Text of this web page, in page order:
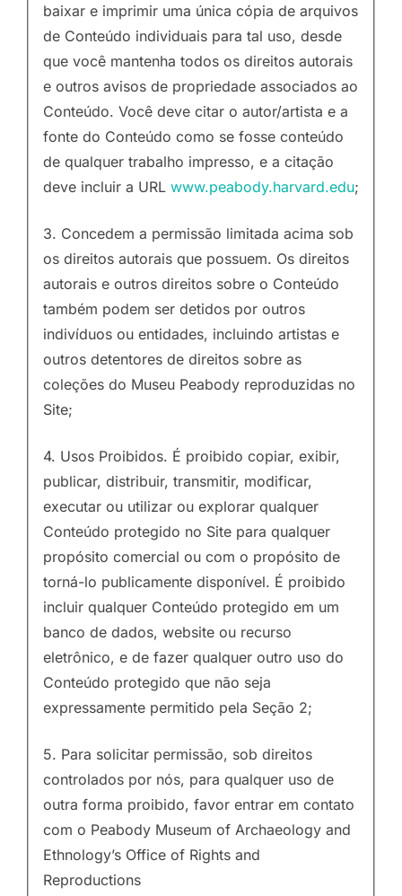
baixar e imprimir uma única cópia de arquivos
de Conteúdo individuais para tal uso, desde
que você mantenha todos os direitos autorais
e outros avisos de propriedade associados ao
Conteúdo. Você deve citar o autor/artista e a
fonte do Conteúdo como se fosse conteúdo
de qualquer trabalho impresso, e a citação
deve incluir a URL www.peabody.harvard.edu;
3. Concedem a permissão limitada acima sob
os direitos autorais que possuem. Os direitos
autorais e outros direitos sobre o Conteúdo
também podem ser detidos por outros
indivíduos ou entidades, incluindo artistas e
outros detentores de direitos sobre as
coleções do Museu Peabody reproduzidas no
Site;
4. Usos Proibidos. É proibido copiar, exibir,
publicar, distribuir, transmitir, modificar,
executar ou utilizar ou explorar qualquer
Conteúdo protegido no Site para qualquer
propósito comercial ou com o propósito de
torná-lo publicamente disponível. É proibido
incluir qualquer Conteúdo protegido em um
banco de dados, website ou recurso
eletrônico, e de fazer qualquer outro uso do
Conteúdo protegido que não seja
expressamente permitido pela Seção 2;
5. Para solicitar permissão, sob direitos
controlados por nós, para qualquer uso de
outra forma proibido, favor entrar em contato
com o Peabody Museum of Archaeology and
Ethnology’s Office of Rights and
Reproductions